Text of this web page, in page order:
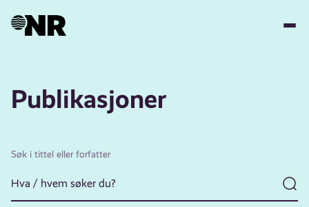
Publikasjoner
Søk i tittel eller forfatter